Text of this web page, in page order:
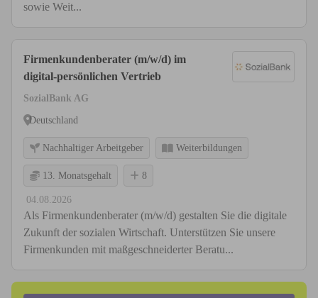
sowie Weit...
Firmenkundenberater (m/w/d) im
digital-persönlichen Vertrieb
SozialBank AG
Deutschland
Nachhaltiger Arbeitgeber Weiterbildungen
13. Monatsgehalt 8
04.08.2026
Als Firmenkundenberater (m/w/d) gestalten Sie die digitale
Zukunft der sozialen Wirtschaft. Unterstützen Sie unsere
Firmenkunden mit maßgeschneiderter Beratu...